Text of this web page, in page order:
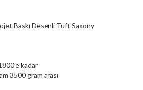
Baskı Desenli Tuft Saxony
kadar
3500 gram arası